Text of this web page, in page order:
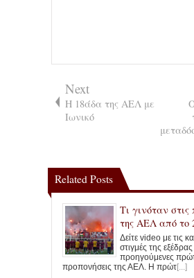
Next
Η 18άδα της ΑΕΛ με
Ιωνικό
Related Posts
Τι γινόταν στις
της ΑΕΛ από το
Δείτε video με τις
στιγμές της
προηγούμενες
προπονήσεις της ΑΕΛ. Η πρώτ[...]